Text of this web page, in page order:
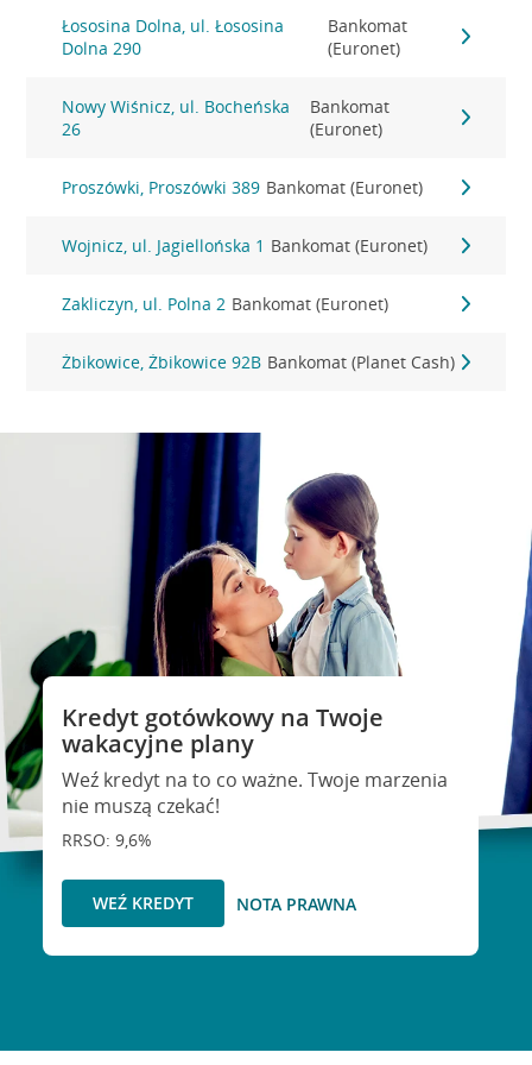
Łososina Dolna, ul. Łososina
Dolna 290
Bankomat
(Euronet)
Nowy Wiśnicz, ul. Bocheńska
26
Bankomat
(Euronet)
Proszówki, Proszówki 389 Bankomat (Euronet)
Wojnicz, ul. Jagiellońska 1 Bankomat (Euronet)
Zakliczyn, ul. Polna 2 Bankomat (Euronet)
Żbikowice, Żbikowice 92B Bankomat (Planet Cash)
Kredyt gotówkowy na Twoje
wakacyjne plany
Weź kredyt na to co ważne. Twoje marzenia
nie muszą czekać!
RRSO: 9,6%
WEŹ KREDYT NOTA PRAWNA